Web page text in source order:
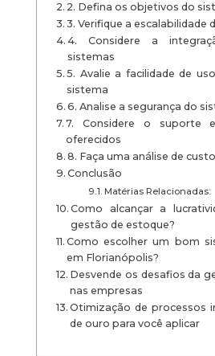
2. Defina os objetivos do
3. Verifique a escalabilidade
4. Considere a
sistemas
5. Avalie a facilidade de
sistema
6. Analise a segurança do
7. Considere o suporte
oferecidos
8. Faça uma análise de
Conclusão
Matérias Relacionadas:
Como alcançar a
gestão de estoque?
Como escolher um bom
em Florianópolis?
Desvende os desafios da
nas empresas
Otimização de processos
de ouro para você aplicar